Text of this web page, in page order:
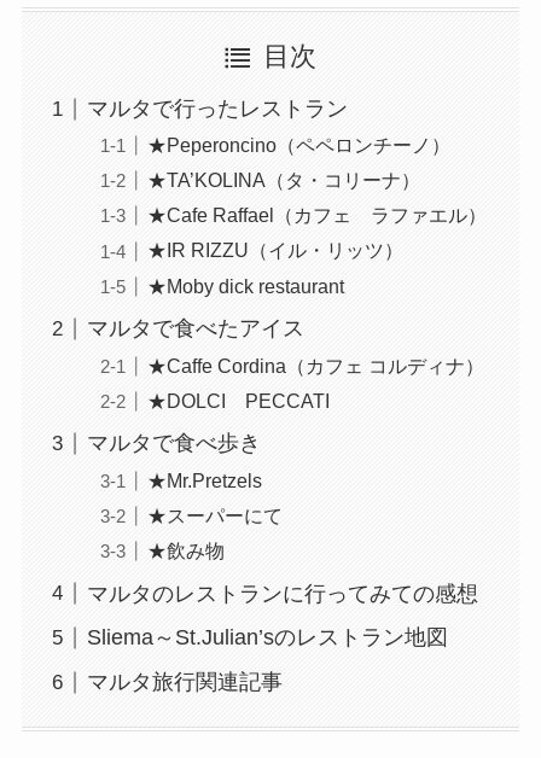
目次
マルタで行ったレストラン
★Peperoncino（ペペロンチーノ）
★TA’KOLINA（タ・コリーナ）
★Cafe Raffael（カフェ ラファエル）
★IR RIZZU（イル・リッツ）
★Moby dick restaurant
マルタで食べたアイス
★Caffe Cordina（カフェ コルディナ）
★DOLCI PECCATI
マルタで食べ歩き
★Mr.Pretzels
★スーパーにて
★飲み物
マルタのレストランに行ってみての感想
Sliema～St.Julian’sのレストラン地図
マルタ旅行関連記事